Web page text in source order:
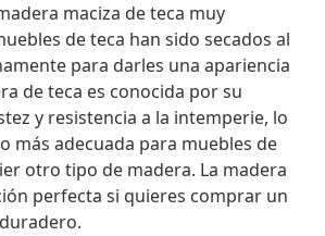
maciza de teca muy
de teca han sido secados al
para darles una apariencia
de teca es conocida por su
y resistencia a la intemperie, lo
más adecuada para muebles de
otro tipo de madera. La madera
perfecta si quieres comprar un